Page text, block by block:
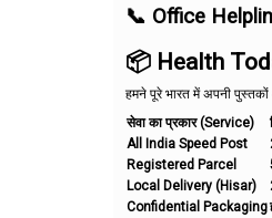
📞 Office
📦 Health
हमने पूरे भारत में अपनी
सेवा का प्रकार (Service)
All India Speed Post
Registered Parcel
Local Delivery (Hisar)
Confidential Packaging